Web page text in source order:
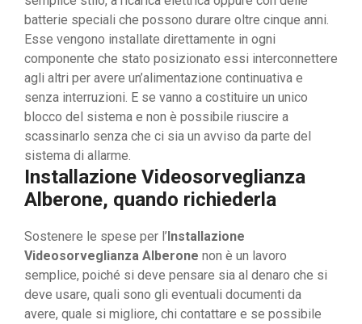
batterie speciali che possono durare oltre cinque anni.
Esse vengono installate direttamente in ogni
componente che stato posizionato essi interconnettere
agli altri per avere un’alimentazione continuativa e
senza interruzioni. E se vanno a costituire un unico
blocco del sistema e non è possibile riuscire a
scassinarlo senza che ci sia un avviso da parte del
sistema di allarme.
Installazione Videosorveglianza
Alberone, quando richiederla
Sostenere le spese per l’Installazione
Videosorveglianza Alberone non è un lavoro
semplice, poiché si deve pensare sia al denaro che si
deve usare, quali sono gli eventuali documenti da
avere, quale si migliore, chi contattare e se possibile